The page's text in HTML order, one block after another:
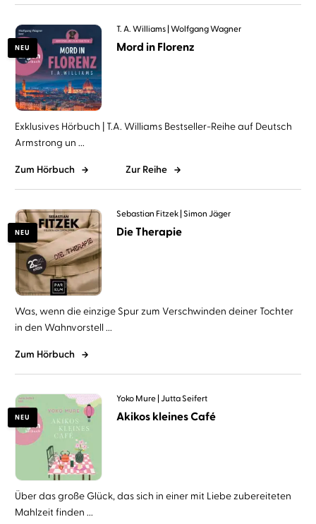
NEU
T. A. Williams Wolfgang Wagner
Mord in Florenz
Exklusives Hörbuch | T.A. Williams Bestseller-Reihe auf Deutsch
Armstrong un ...
Zum Hörbuch Zur Reihe
NEU
Sebastian Fitzek Simon Jäger
Die Therapie
Was, wenn die einzige Spur zum Verschwinden deiner Tochter
in den Wahnvorstell ...
Zum Hörbuch
NEU
Yoko Mure Jutta Seifert
Akikos kleines Café
Über das große Glück, das sich in einer mit Liebe zubereiteten
Mahlzeit finden ...